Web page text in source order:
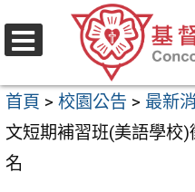
至
要
內
容
首頁 > 校園公告 > 最新
文短期補習班(美語學校
名
選
單